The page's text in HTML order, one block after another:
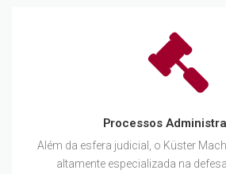
Processos
Além da esfera judicial, o Küster
altamente especializada na